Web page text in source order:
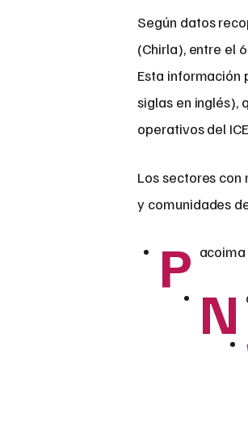
Según datos
(Chirla), entre el
Esta información
siglas en inglés),
operativos del
Los sectores
y comunidades
P acoima
N